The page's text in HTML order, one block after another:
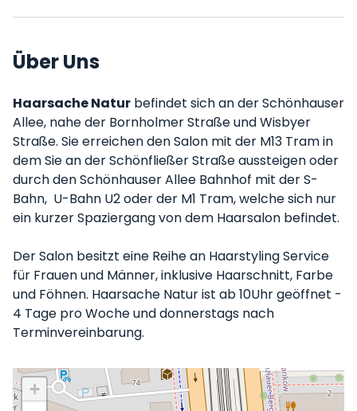
Über Uns
Haarsache Natur befindet sich an der Schönhauser
Allee, nahe der Bornholmer Straße und Wisbyer
Straße. Sie erreichen den Salon mit der M13 Tram in
dem Sie an der Schönfließer Straße aussteigen oder
durch den Schönhauser Allee Bahnhof mit der S-
Bahn, U-Bahn U2 oder der M1 Tram, welche sich nur
ein kurzer Spaziergang von dem Haarsalon befindet.
Der Salon besitzt eine Reihe an Haarstyling Service
für Frauen und Männer, inklusive Haarschnitt, Farbe
und Föhnen. Haarsache Natur ist ab 10Uhr geöffnet -
4 Tage pro Woche und donnerstags nach
Terminvereinbarung.
+